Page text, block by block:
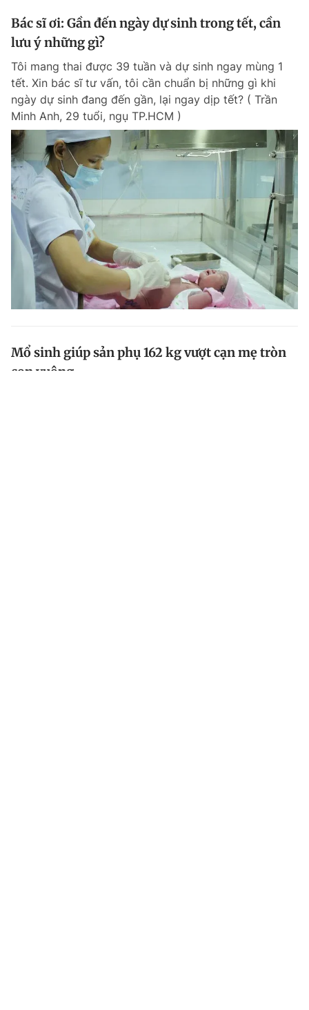
Bác sĩ ơi: Gần đến ngày dự sinh trong tết, cần
lưu ý những gì?
Tôi mang thai được 39 tuần và dự sinh ngay mùng 1
tết. Xin bác sĩ tư vấn, tôi cần chuẩn bị những gì khi
ngày dự sinh đang đến gần, lại ngay dịp tết? ( Trần
Minh Anh, 29 tuổi, ngụ TP.HCM )
Mổ sinh giúp sản phụ 162 kg vượt cạn mẹ tròn
con vuông